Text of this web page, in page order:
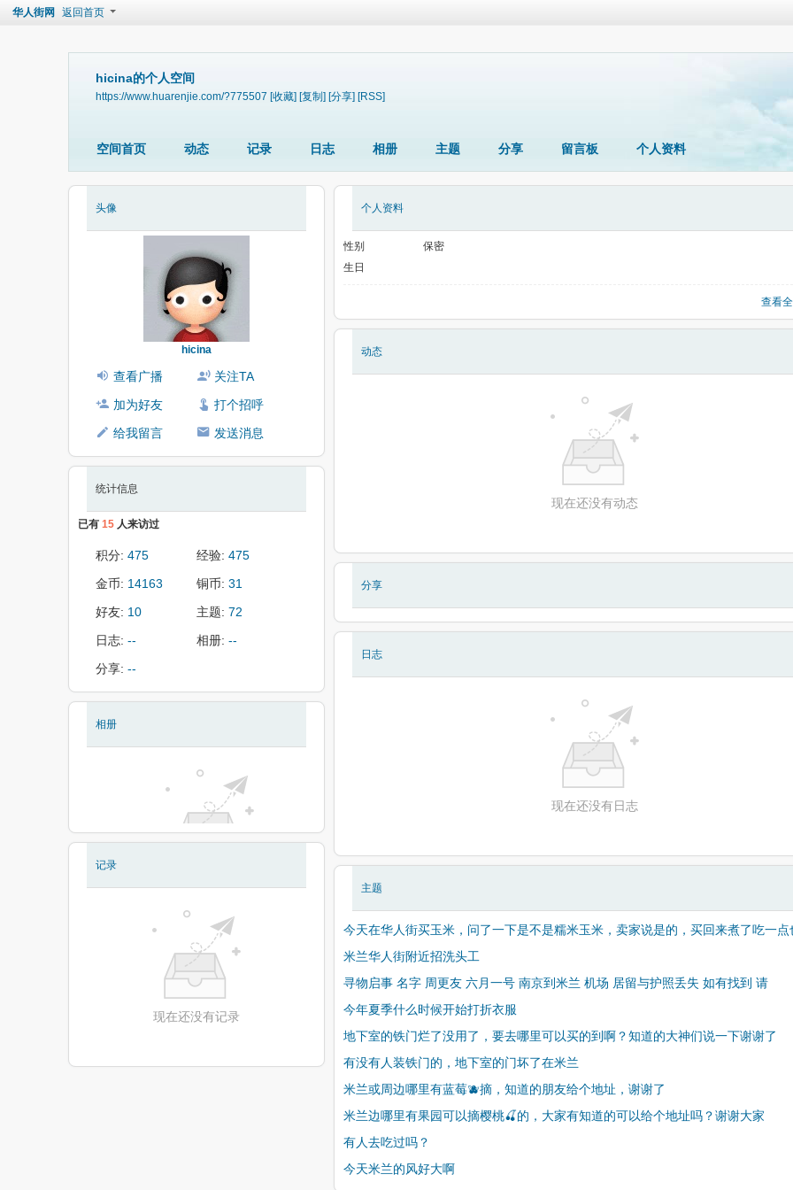
华人街网 返回首页
hicina的个人空间
https://www.huarenjie.com/?775507 [收藏] [复制] [分享] [RSS]
空间首页 动态 记录 日志 相册 主题 分享 留言板 个人资料
头像
hicina
查看广播
关注TA
加为好友
打个招呼
给我留言
发送消息
统计信息
已有 15 人来访过
积分: 475 经验: 475
金币: 14163 铜币: 31
好友: 10 主题: 72
日志: -- 相册: --
分享: --
相册
记录
现在还没有记录
个人资料
性别
保密
生日
查看
动态
现在还没有动态
分享
日志
现在还没有日志
主题
今天在华人街买玉米，问了一下是不是糯米玉米，卖家说是的，买回来煮了吃一点
米兰华人街附近招洗头工
寻物启事 名字 周更友 六月一号 南京到米兰 机场 居留与护照丢失 如有找到 请
今年夏季什么时候开始打折衣服
地下室的铁门烂了没用了，要去哪里可以买的到啊？知道的大神们说一下谢谢了
有没有人装铁门的，地下室的门坏了在米兰
米兰或周边哪里有蓝莓🫐摘，知道的朋友给个地址，谢谢了
米兰边哪里有果园可以摘樱桃🍒的，大家有知道的可以给个地址吗？谢谢大家
有人去吃过吗？
今天米兰的风好大啊